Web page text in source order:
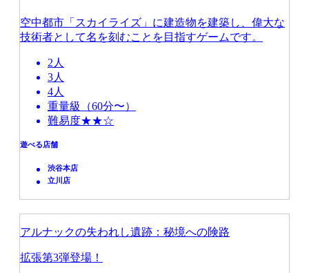
空中都市「スカイライズ」に建造物を建築し、偉大な
技術者として名を刻むことを目指すゲームです。
2人
3人
4人
重量級（60分〜）
難易度★★☆
遊べる店舗
渋谷本店
立川店
アルナックの失われし遺跡：秘境への険路
拡張第3弾登場！